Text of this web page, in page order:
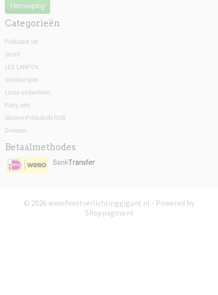
Herroeping
Categorieën
Prikkabel set
Smart
LED LAMPEN
Gloeilampen
Losse onderdelen
Party sets
Slimme Prikkabels RGB
Diversen
Betaalmethodes
© 2026 www.feestverlichtinggigant.nl - Powered by
Shoppagina.nl